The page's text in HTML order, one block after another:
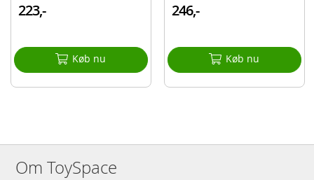
223,-
Køb nu
246,-
Køb nu
Om ToySpace